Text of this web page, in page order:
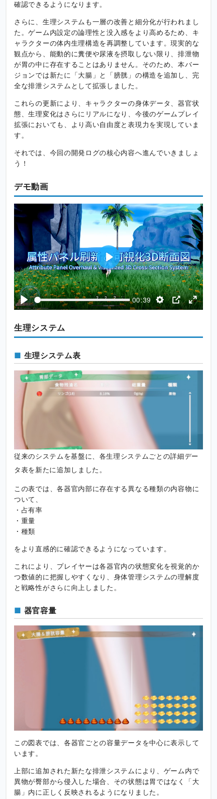
確認できるようになります。
さらに、生理システムも一層の改善と細分化が行われまし
た。ゲーム内設定の論理性と没入感をより高めるため、キ
ャラクターの体内生理構造を再調整しています。現実的な
観点から、能動的に糞便や尿液を摂取しない限り、排泄物
が胃の中に存在することはありません。そのため、本バー
ジョンでは新たに「大腸」と「膀胱」の構造を追加し、完
全な排泄システムとして拡張しました。
これらの更新により、キャラクターの身体データ、器官状
態、生理変化はさらにリアルになり、今後のゲームプレイ
拡張においても、より高い自由度と表現力を実現していま
す。
それでは、今回の開発ログの核心内容へ進んでいきましょ
う！
デモ動画
P
a
00:39
S
n
g
s
P
E
f
e
P
l
a
y
生理システム
生理システム表
従来のシステムを基盤に、各生理システムごとの詳細デー
タ表を新たに追加しました。
この表では、各器官内部に存在する異なる種類の内容物に
ついて、
・占有率
・重量
・種類
をより直感的に確認できるようになっています。
これにより、プレイヤーは各器官内の状態変化を視覚的か
つ数値的に把握しやすくなり、身体管理システムの理解度
と戦略性がさらに向上しました。
器官容量
この図表では、各器官ごとの容量データを中心に表示して
います。
上部に追加された新たな排泄システムにより、ゲーム内で
異物が臀部から侵入した場合、その状態は胃ではなく「大
腸」内に正しく反映されるようになりました。